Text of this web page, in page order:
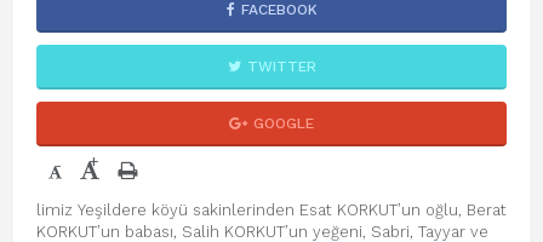
FACEBOOK
TWITTER
GOOGLE
- +
limiz Yeşildere köyü sakinlerinden Esat KORKUT’un oğlu, Berat
KORKUT’un babası, Salih KORKUT’un yeğeni, Sabri, Tayyar ve